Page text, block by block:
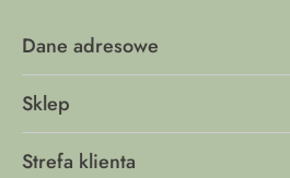
Dane adresowe
Sklep
Strefa klienta